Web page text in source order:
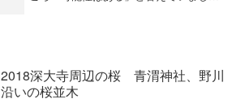
2018深大寺周辺の桜 青渭神社、野川
沿いの桜並木